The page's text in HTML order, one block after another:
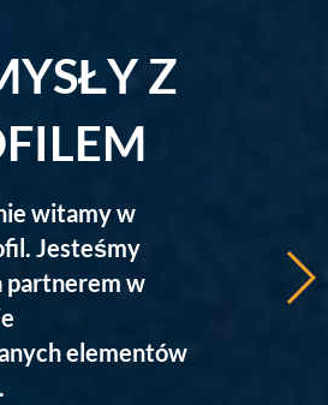
Z
witamy w
Jesteśmy
partnerem w
elementów